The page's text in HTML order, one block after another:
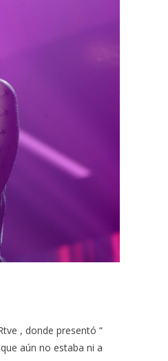
, donde presentó “
aún no estaba ni a